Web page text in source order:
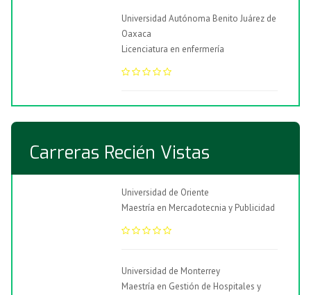
Universidad Autónoma Benito Juárez de
Oaxaca
Licenciatura en enfermería
Carreras Recién Vistas
Universidad de Oriente
Maestría en Mercadotecnia y Publicidad
Universidad de Monterrey
Maestría en Gestión de Hospitales y